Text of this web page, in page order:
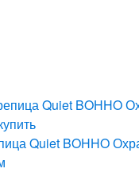
Quiet BOHHO